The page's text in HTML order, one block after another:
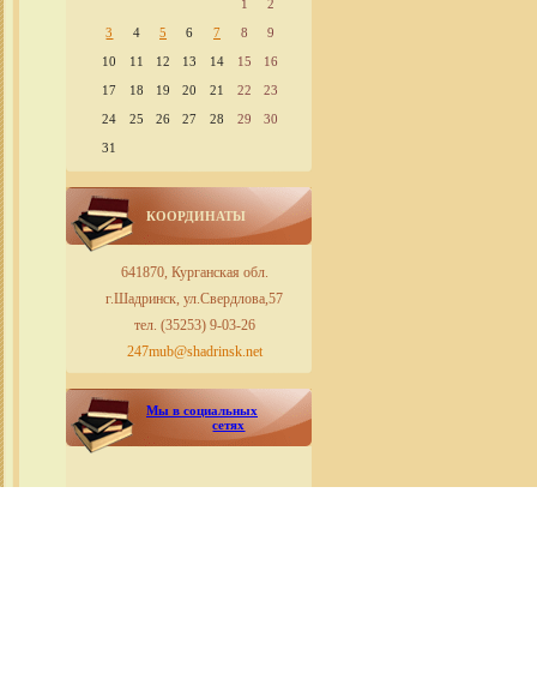
1
2
3
4 5 6 7 8
9
10
11 12 13 14 15
16
17
18 19 20 21 22
23
24
25 26 27 28 29
30
31
КООРДИНАТЫ
641870, Курганская обл.
г.Шадринск, ул.Свердлова,57
тел. (35253) 9-03-26
247mub@shadrinsk.net
Мы в социальных
сетях